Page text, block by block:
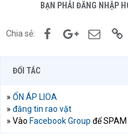
BẠN PHẢI ĐĂNG NHẬP
Chia sẻ: FacebookGoogle+Email
ĐỐI TÁC
» ỔN ÁP LIOA
» đăng tin rao vặt
» Vào Facebook Group để SPAM